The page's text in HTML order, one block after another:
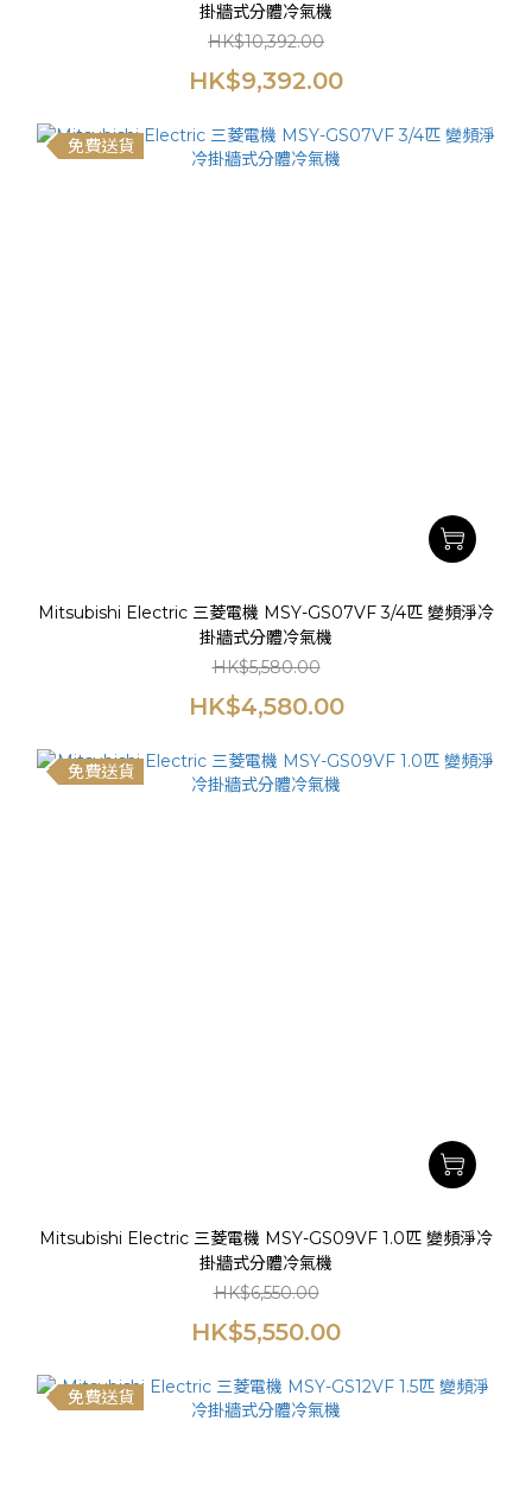
掛牆式分體冷氣機
HK$10,392.00
HK$9,392.00
免費送貨
Mitsubishi Electric 三菱電機 MSY-GS07VF 3/4匹 變頻淨冷
掛牆式分體冷氣機
HK$5,580.00
HK$4,580.00
免費送貨
Mitsubishi Electric 三菱電機 MSY-GS09VF 1.0匹 變頻淨冷
掛牆式分體冷氣機
HK$6,550.00
HK$5,550.00
免費送貨